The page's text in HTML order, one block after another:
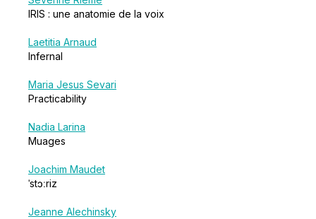
IRIS : une anatomie de la voix
Laetitia Arnaud
Infernal
Maria Jesus Sevari
Practicability
Nadia Larina
Muages
Joachim Maudet
ˈstɔːriz
Jeanne Alechinsky